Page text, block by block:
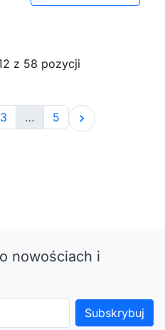
z 58 pozycji
3 … 5 
nowościach i